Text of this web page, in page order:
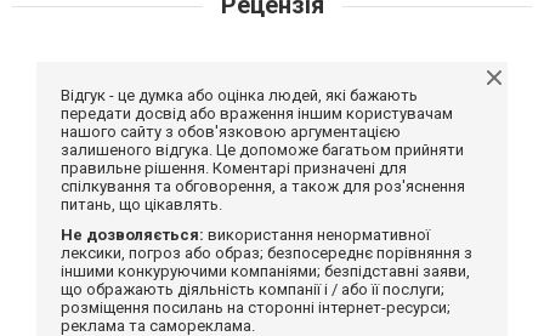
Відгук - це думка або оцінка людей, які бажають
передати досвід або враження іншим користувачам
нашого сайту з обов'язковою аргументацією
залишеного відгука. Це допоможе багатьом прийняти
правильне рішення. Коментарі призначені для
спілкування та обговорення, а також для роз'яснення
питань, що цікавлять.
Не дозволяється: використання ненормативної
лексики, погроз або образ; безпосереднє порівняння з
іншими конкуруючими компаніями; безпідставні заяви,
що ображають діяльність компанії і / або її послуги;
розміщення посилань на сторонні інтернет-ресурси;
реклама та самореклама.